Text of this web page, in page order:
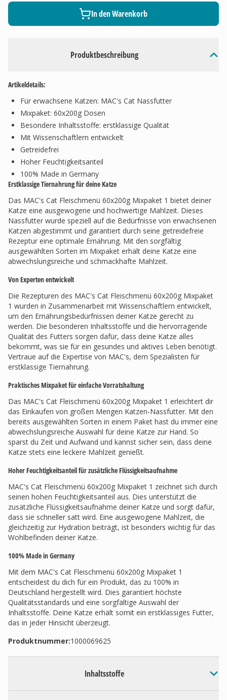
Produktbeschreibung
Artikeldetails:
Für erwachsene Katzen: MAC's Cat Nassfutter
Mixpaket: 60x200g Dosen
Besondere Inhaltsstoffe: erstklassige Qualität
Mit Wissenschaftlern entwickelt
Getreidefrei
Hoher Feuchtigkeitsanteil
100% Made in Germany
Erstklassige Tiernahrung für deine Katze
Das MAC's Cat Fleischmenü 60x200g Mixpaket 1 bietet deiner
Katze eine ausgewogene und hochwertige Mahlzeit. Dieses
Nassfutter wurde speziell auf die Bedürfnisse von erwachsenen
Katzen abgestimmt und garantiert durch seine getreidefreie
Rezeptur eine optimale Ernährung. Mit den sorgfältig
ausgewählten Sorten im Mixpaket erhält deine Katze eine
abwechslungsreiche und schmackhafte Mahlzeit.
Von Experten entwickelt
Die Rezepturen des MAC's Cat Fleischmenü 60x200g Mixpaket
1 wurden in Zusammenarbeit mit Wissenschaftlern entwickelt,
um den Ernährungsbedürfnissen deiner Katze gerecht zu
werden. Die besonderen Inhaltsstoffe und die hervorragende
Qualität des Futters sorgen dafür, dass deine Katze alles
bekommt, was sie für ein gesundes und aktives Leben benötigt.
Vertraue auf die Expertise von MAC's, dem Spezialisten für
erstklassige Tiernahrung.
Praktisches Mixpaket für einfache Vorratshaltung
Das MAC's Cat Fleischmenü 60x200g Mixpaket 1 erleichtert dir
das Einkaufen von großen Mengen Katzen-Nassfutter. Mit den
bereits ausgewählten Sorten in einem Paket hast du immer eine
abwechslungsreiche Auswahl für deine Katze zur Hand. So
sparst du Zeit und Aufwand und kannst sicher sein, dass deine
Katze stets eine leckere Mahlzeit genießt.
Hoher Feuchtigkeitsanteil für zusätzliche Flüssigkeitsaufnahme
MAC's Cat Fleischmenü 60x200g Mixpaket 1 zeichnet sich durch
seinen hohen Feuchtigkeitsanteil aus. Dies unterstützt die
zusätzliche Flüssigkeitsaufnahme deiner Katze und sorgt dafür,
dass sie schneller satt wird. Eine ausgewogene Mahlzeit, die
gleichzeitig zur Hydration beiträgt, ist besonders wichtig für das
Wohlbefinden deiner Katze.
100% Made in Germany
Mit dem MAC's Cat Fleischmenü 60x200g Mixpaket 1
entscheidest du dich für ein Produkt, das zu 100% in
Deutschland hergestellt wird. Dies garantiert höchste
Qualitätsstandards und eine sorgfältige Auswahl der
Inhaltsstoffe. Deine Katze erhält somit ein erstklassiges Futter,
das in jeder Hinsicht überzeugt.
Produktnummer:1000069625
Inhaltsstoffe
In den Warenkorb